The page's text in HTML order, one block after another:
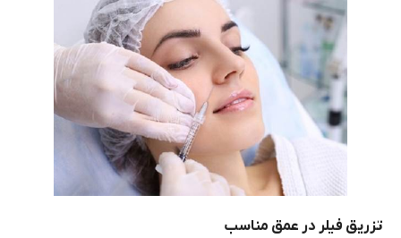
تزریق فیلر در عمق مناسب